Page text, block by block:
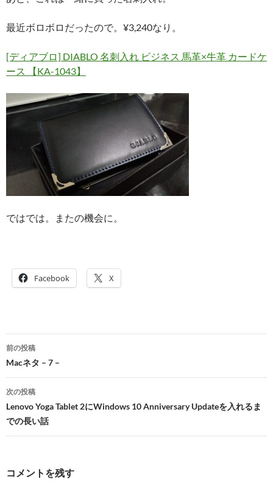
最近ボロボロだったので。¥3,240なり。
[ディアブロ] DIABLO 名刺入れ ビジネス 馬革×牛革 カードケ
ース 【KA-1043】
ではでは。またの機会に。
Facebook X
投
稿
ナ
ビ
ゲ
シ
前の投稿
Macネタ – 7 –
次の投稿
Lenovo Yoga Tablet 2にWindows 10 Anniversary Updateを入れるま
での長い話
コメントを残す